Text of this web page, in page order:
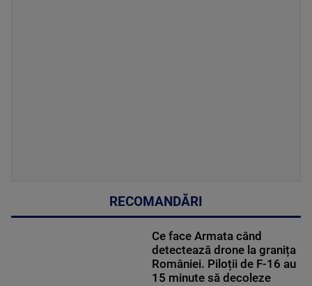
RECOMANDĂRI
Ce face Armata când
detectează drone la granița
României. Piloții de F-16 au
15 minute să decoleze